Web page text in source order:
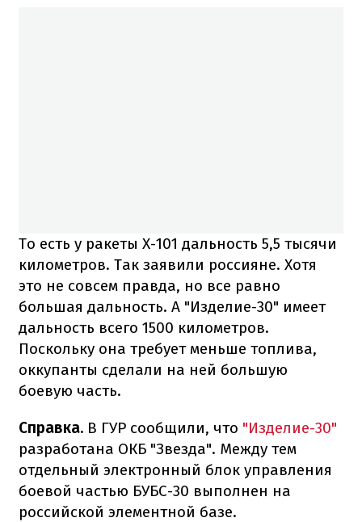
То есть у ракеты Х-101 дальность 5,5 тысячи
километров. Так заявили россияне. Хотя
это не совсем правда, но все равно
большая дальность. А "Изделие-30" имеет
дальность всего 1500 километров.
Поскольку она требует меньше топлива,
оккупанты сделали на ней большую
боевую часть.
Справка. В ГУР сообщили, что "Изделие-30"
разработана ОКБ "Звезда". Между тем
отдельный электронный блок управления
боевой частью БУБС-30 выполнен на
российской элементной базе.